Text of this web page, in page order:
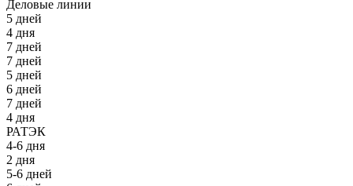
Деловые линии
5 дней
4 дня
7 дней
7 дней
5 дней
6 дней
7 дней
4 дня
РАТЭК
4-6 дня
2 дня
5-6 дней